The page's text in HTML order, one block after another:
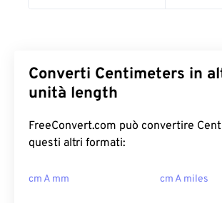
Converti Centimeters in
unità length
FreeConvert.com può convertire
questi altri formati:
cm A mm cm A miles